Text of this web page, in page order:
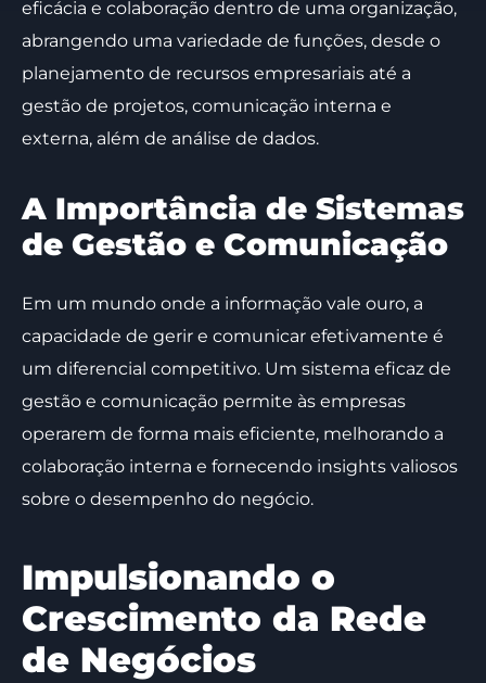
eficácia e colaboração dentro de uma organização,
abrangendo uma variedade de funções, desde o
planejamento de recursos empresariais até a
gestão de projetos, comunicação interna e
externa, além de análise de dados.
A Importância de Sistemas
de Gestão e Comunicação
Em um mundo onde a informação vale ouro, a
capacidade de gerir e comunicar efetivamente é
um diferencial competitivo. Um sistema eficaz de
gestão e comunicação permite às empresas
operarem de forma mais eficiente, melhorando a
colaboração interna e fornecendo insights valiosos
sobre o desempenho do negócio.
Impulsionando o
Crescimento da Rede
de Negócios